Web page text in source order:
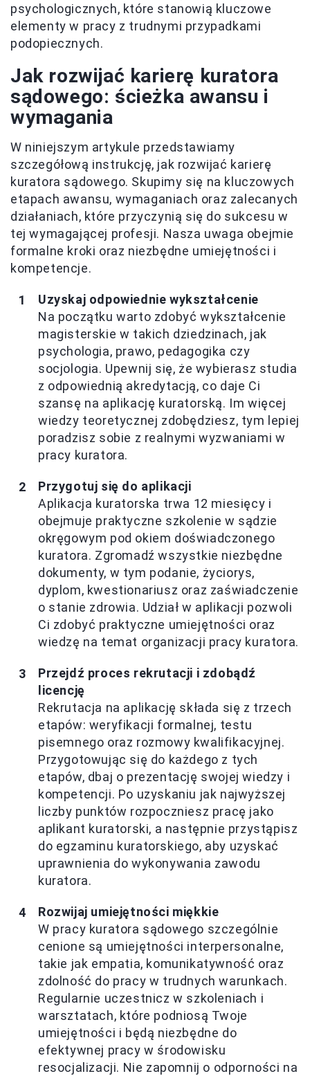
psychologicznych, które stanowią kluczowe
elementy w pracy z trudnymi przypadkami
podopiecznych.
Jak rozwijać karierę kuratora
sądowego: ścieżka awansu i
wymagania
W niniejszym artykule przedstawiamy
szczegółową instrukcję, jak rozwijać karierę
kuratora sądowego. Skupimy się na kluczowych
etapach awansu, wymaganiach oraz zalecanych
działaniach, które przyczynią się do sukcesu w
tej wymagającej profesji. Nasza uwaga obejmie
formalne kroki oraz niezbędne umiejętności i
kompetencje.
Uzyskaj odpowiednie wykształcenie
Na początku warto zdobyć wykształcenie
magisterskie w takich dziedzinach, jak
psychologia, prawo, pedagogika czy
socjologia. Upewnij się, że wybierasz studia
z odpowiednią akredytacją, co daje Ci
szansę na aplikację kuratorską. Im więcej
wiedzy teoretycznej zdobędziesz, tym lepiej
poradzisz sobie z realnymi wyzwaniami w
pracy kuratora.
Przygotuj się do aplikacji
Aplikacja kuratorska trwa 12 miesięcy i
obejmuje praktyczne szkolenie w sądzie
okręgowym pod okiem doświadczonego
kuratora. Zgromadź wszystkie niezbędne
dokumenty, w tym podanie, życiorys,
dyplom, kwestionariusz oraz zaświadczenie
o stanie zdrowia. Udział w aplikacji pozwoli
Ci zdobyć praktyczne umiejętności oraz
wiedzę na temat organizacji pracy kuratora.
Przejdź proces rekrutacji i zdobądź
licencję
Rekrutacja na aplikację składa się z trzech
etapów: weryfikacji formalnej, testu
pisemnego oraz rozmowy kwalifikacyjnej.
Przygotowując się do każdego z tych
etapów, dbaj o prezentację swojej wiedzy i
kompetencji. Po uzyskaniu jak najwyższej
liczby punktów rozpoczniesz pracę jako
aplikant kuratorski, a następnie przystąpisz
do egzaminu kuratorskiego, aby uzyskać
uprawnienia do wykonywania zawodu
kuratora.
Rozwijaj umiejętności miękkie
W pracy kuratora sądowego szczególnie
cenione są umiejętności interpersonalne,
takie jak empatia, komunikatywność oraz
zdolność do pracy w trudnych warunkach.
Regularnie uczestnicz w szkoleniach i
warsztatach, które podniosą Twoje
umiejętności i będą niezbędne do
efektywnej pracy w środowisku
resocjalizacji. Nie zapomnij o odporności na